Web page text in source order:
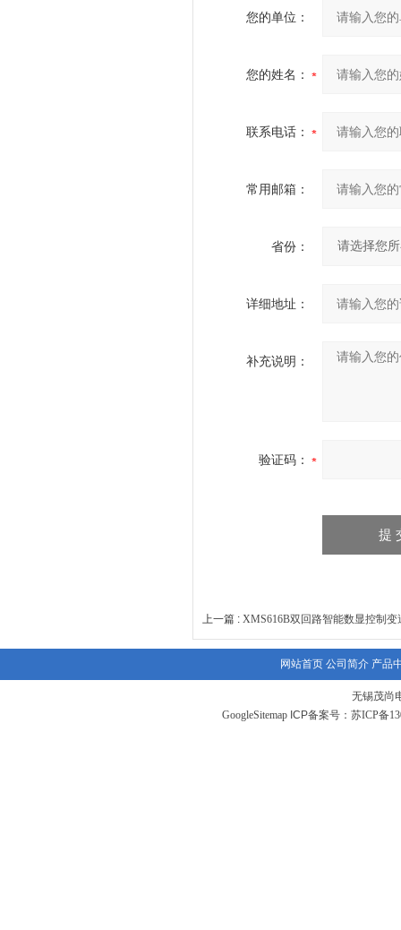
您的单位：
您的姓名：
联系电话：
常用邮箱：
省份：
详细地址：
补充说明：
验证码：
上一篇 : XMS616B双回路智能数显控制变
网站首页 公司简介 产品
无锡茂尚
GoogleSitemapICP备案号： 苏ICP备